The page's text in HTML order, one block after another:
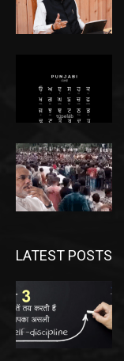
LATEST POSTS